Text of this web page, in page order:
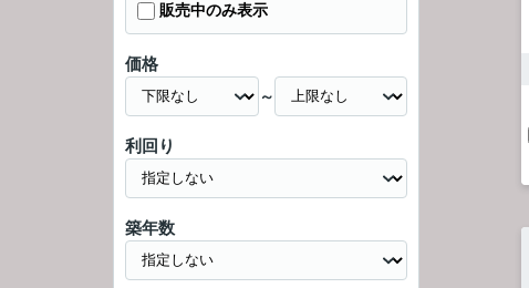
販売中のみ表示
価格
～
利回り
築年数